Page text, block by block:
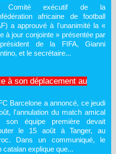
Comité exécutif de la
africaine de football
a approuvé à l'unanimité la «
à jour conjointe » présentée par
de la FIFA, Gianni
et le secrétaire...
à son déplacement au
Barcelone a annoncé, ce jeudi
l'annulation du match amical
son équipe première devait
le 15 août à Tanger, au
Dans un communiqué, le
catalan explique que...